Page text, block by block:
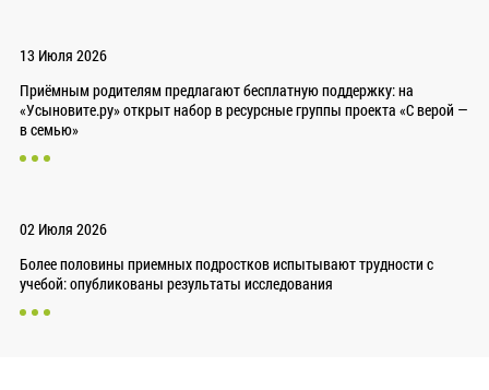
13 Июля 2026
Приёмным родителям предлагают бесплатную поддержку: на
«Усыновите.ру» открыт набор в ресурсные группы проекта «С верой —
в семью»
02 Июля 2026
Более половины приемных подростков испытывают трудности с
учебой: опубликованы результаты исследования